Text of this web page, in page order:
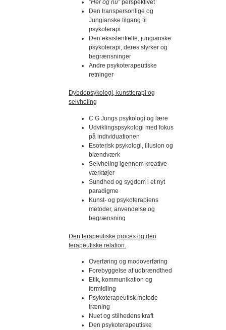
”Her og nu”perspektivet
Den transpersonlige og
Jungianske tilgang til
psykoterapi
Den eksistentielle, jungianske
psykoterapi, deres styrker og
begrænsninger
Andre psykoterapeutiske
retninger
Dybdepsykologi, kunstterapi og
selvheling
C G Jungs psykologi og lære
Udviklingspsykologi med fokus
på individuationen
Esoterisk psykologi, illusion og
blændværk
Selvheling igennem kreative
værktøjer
Sundhed og sygdom i et nyt
paradigme
Kunst- og psykoterapiens
metoder, anvendelse og
begrænsning
Den terapeutiske proces og den
terapeutiske relation.
Overføring og modoverføring
Forebyggelse af udbrændthed
Etik, kommunikation og
formidling
Psykoterapeutisk metode
træning
Nuet og stilhedens kraft
Den psykoterapeutiske